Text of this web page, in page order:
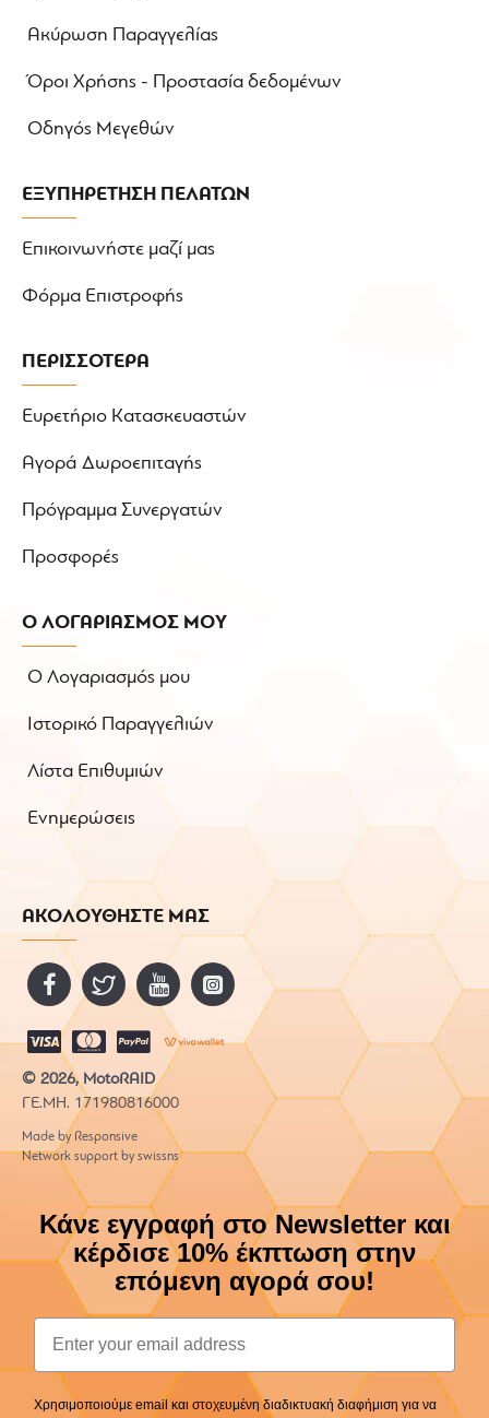
Ακύρωση Παραγγελίας
Όροι Χρήσης - Προστασία δεδομένων
Οδηγός Μεγεθών
ΕΞΥΠΗΡΕΤΗΣΗ ΠΕΛΑΤΩΝ
Επικοινωνήστε μαζί μας
Φόρμα Επιστροφής
ΠΕΡΙΣΣΟΤΕΡΑ
Ευρετήριο Κατασκευαστών
Αγορά Δωροεπιταγής
Πρόγραμμα Συνεργατών
Προσφορές
Ο ΛΟΓΑΡΙΑΣΜΟΣ ΜΟΥ
Ο Λογαριασμός μου
Ιστορικό Παραγγελιών
Λίστα Επιθυμιών
Ενημερώσεις
ΑΚΟΛΟΥΘΗΣΤΕ ΜΑΣ
© 2026, MotoRAID
ΓΕ.ΜΗ. 171980816000
Made by Responsive
Network support by swissns
Κάνε εγγραφή στο Newsletter και
κέρδισε 10% έκπτωση στην
επόμενη αγορά σου!
Email
Χρησιμοποιούμε email και στοχευμένη διαδικτυακή διαφήμιση για να